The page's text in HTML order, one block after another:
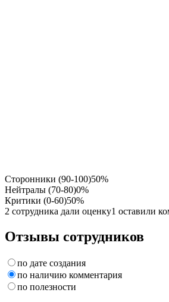
Сторонники (90-100)50%
Нейтралы (70-80)0%
Критики (0-60)50%
2 сотрудника дали оценку1 оставили
Отзывы сотрудников
по дате создания
по наличию комментария
по полезности